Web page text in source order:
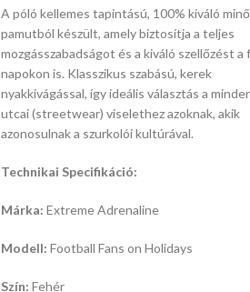
A póló kellemes tapintású, 100% kiváló
pamutból készült, amely biztosítja a teljes
mozgásszabadságot és a kiváló szellőzést a
napokon is. Klasszikus szabású, kerek
nyakkivágással, így ideális választás a
utcai (streetwear) viselethez azoknak, akik
azonosulnak a szurkolói kultúrával.
Technikai Specifikáció:
Márka: Extreme Adrenaline
Modell: Football Fans on Holidays
Szín: Fehér